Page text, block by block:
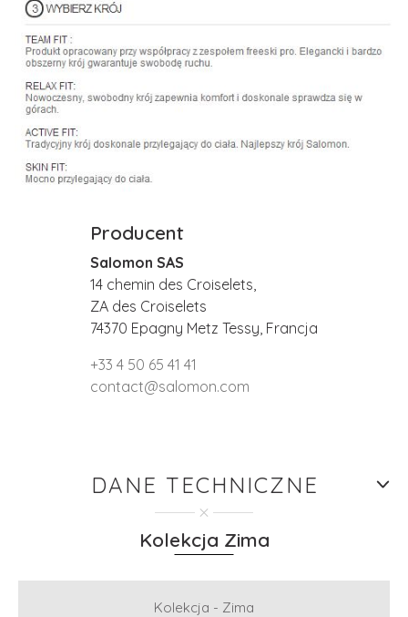
Producent
Salomon SAS
14 chemin des Croiselets,
ZA des Croiselets
74370 Epagny Metz Tessy, Francja
+33 4 50 65 41 41
contact@salomon.com
DANE TECHNICZNE
Kolekcja Zima
Kolekcja - Zima